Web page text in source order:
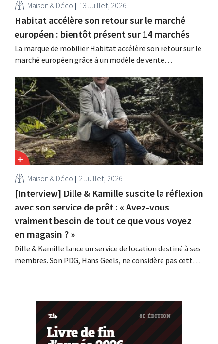
Maison & Déco 13 Juillet, 2026
Habitat accélère son retour sur le marché
européen : bientôt présent sur 14 marchés
La marque de mobilier Habitat accélère son retour sur le
marché européen grâce à un modèle de vente
Vente-unique, la marque renoue avec la croissance et
entend s'implanter dans quatorze pays européens.
Maison & Déco 2 Juillet, 2026
[Interview] Dille & Kamille suscite la réflexion
avec son service de prêt : « Avez-vous
vraiment besoin de tout ce que vous voyez
en magasin ? »
Dille & Kamille lance un service de location destiné à ses
membres. Son PDG, Hans Geels, ne considère pas cette